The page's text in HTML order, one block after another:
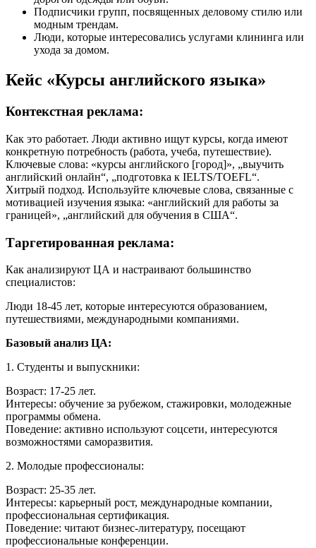
Подписчики групп, посвященных деловому стилю или
модным трендам.
Люди, которые интересовались услугами клининга или
ухода за домом.
Кейс «Курсы английского языка»
Контекстная реклама:
Как это работает. Люди активно ищут курсы, когда имеют
конкретную потребность (работа, учеба, путешествие).
Ключевые слова: «курсы английского [город]», „выучить
английский онлайн“, „подготовка к IELTS/TOEFL“.
Хитрый подход. Используйте ключевые слова, связанные с
мотивацией изучения языка: «английский для работы за
границей», „английский для обучения в США“.
Таргетированная реклама:
Как анализируют ЦА и настраивают большинство
специалистов:
Люди 18-45 лет, которые интересуются образованием,
путешествиями, международными компаниями.
Базовый анализ ЦА:
1. Студенты и выпускники:
Возраст: 17-25 лет.
Интересы: обучение за рубежом, стажировки, молодежные
программы обмена.
Поведение: активно используют соцсети, интересуются
возможностями саморазвития.
2. Молодые профессионалы:
Возраст: 25-35 лет.
Интересы: карьерный рост, международные компании,
профессиональная сертификация.
Поведение: читают бизнес-литературу, посещают
профессиональные конференции.